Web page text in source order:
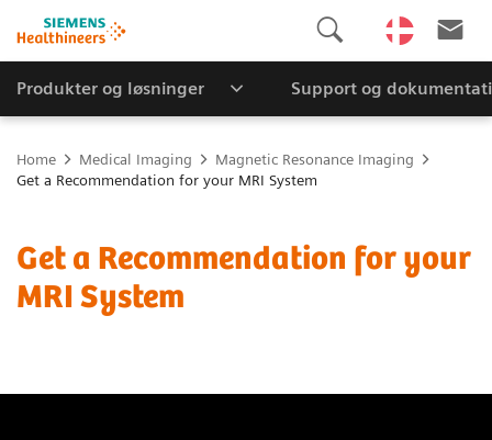
Produkter og løsninger Support og
Home Medical Imaging
Magnetic Resonance Imaging
Get a Recommendation for your MRI System
Get a Recommendation for your
MRI System